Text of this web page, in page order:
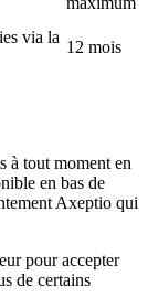
via la
12 mois
à tout moment en
en bas de
Axeptio qui
pour accepter
de certains